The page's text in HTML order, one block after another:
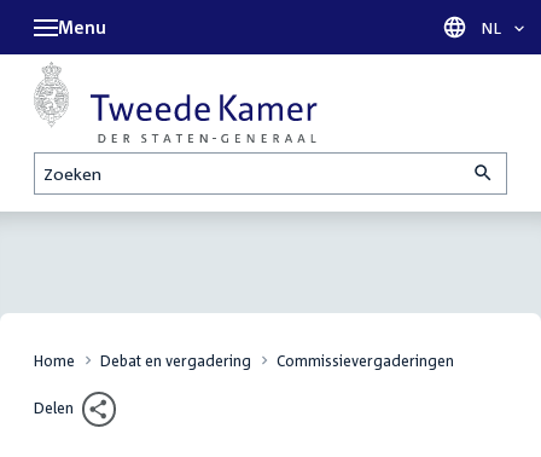
Zoeken
Menu Taal
NL
Home Debat en vergadering Commissievergaderingen
Delen